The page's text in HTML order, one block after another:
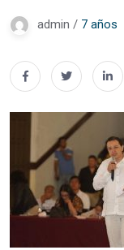
admin / 7 años